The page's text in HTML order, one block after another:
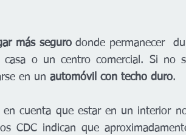
más seguro donde permanecer
casa o un centro comercial. Si no
en un automóvil con techo duro.
cuenta que estar en un interior
CDC indican que